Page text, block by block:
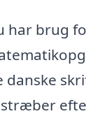
har brug
danske